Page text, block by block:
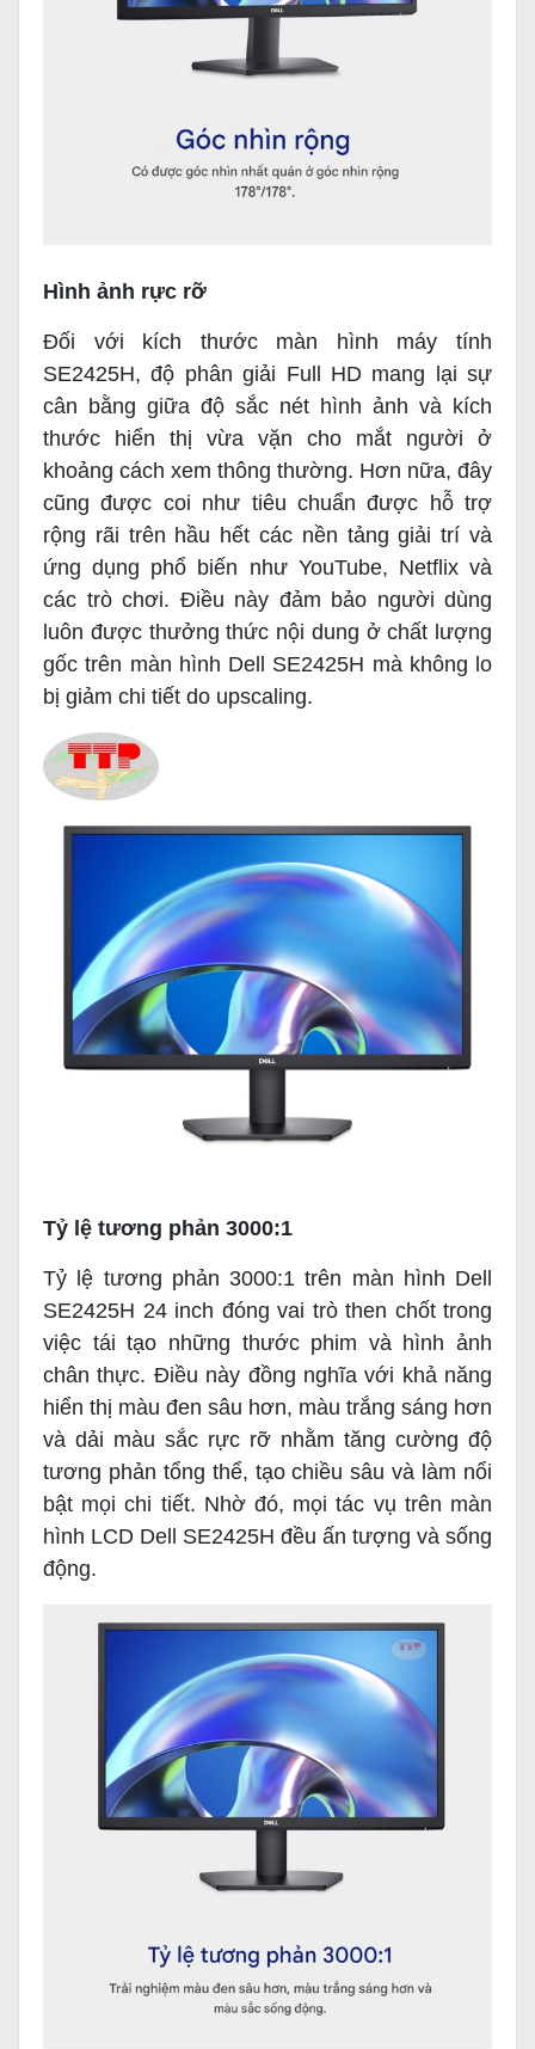
Hình ảnh rực rỡ
Đối với kích thước màn hình máy tính
SE2425H, độ phân giải Full HD mang lại sự
cân bằng giữa độ sắc nét hình ảnh và kích
thước hiển thị vừa vặn cho mắt người ở
khoảng cách xem thông thường. Hơn nữa, đây
cũng được coi như tiêu chuẩn được hỗ trợ
rộng rãi trên hầu hết các nền tảng giải trí và
ứng dụng phổ biến như YouTube, Netflix và
các trò chơi. Điều này đảm bảo người dùng
luôn được thưởng thức nội dung ở chất lượng
gốc trên màn hình Dell SE2425H mà không lo
bị giảm chi tiết do upscaling.
Tỷ lệ tương phản 3000:1
Tỷ lệ tương phản 3000:1 trên màn hình Dell
SE2425H 24 inch đóng vai trò then chốt trong
việc tái tạo những thước phim và hình ảnh
chân thực. Điều này đồng nghĩa với khả năng
hiển thị màu đen sâu hơn, màu trắng sáng hơn
và dải màu sắc rực rỡ nhằm tăng cường độ
tương phản tổng thể, tạo chiều sâu và làm nổi
bật mọi chi tiết. Nhờ đó, mọi tác vụ trên màn
hình LCD Dell SE2425H đều ấn tượng và sống
động.